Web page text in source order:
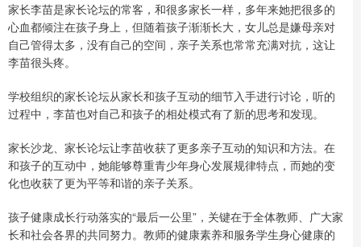
家长李苗是家长论坛的常客，和很多家长一样，多年来她把很多的
心血都倾注在孩子身上，但随着孩子渐渐长大，女儿总是嫌母亲对
自己管得太多，没有自己的空间，亲子关系也常常充满对抗，这让
李苗很头疼。
学校组织的家长论坛从家长和孩子互动的细节入手进行讨论，听的
过程中，李苗也对自己和孩子的相处模式有了新的思考和发现。
家长沙龙、家长论坛让李苗收获了更多亲子互动的知识和方法。在
和孩子的互动中，她能够尊重青少年身心发展规律特点，而她的变
化也收获了更为平等和谐的亲子关系。
孩子健康成长行动落实的“最后一公里”，关键在于全体教师、广大家
长和社会各界的共同努力。教师的健康素养和服务学生身心健康的